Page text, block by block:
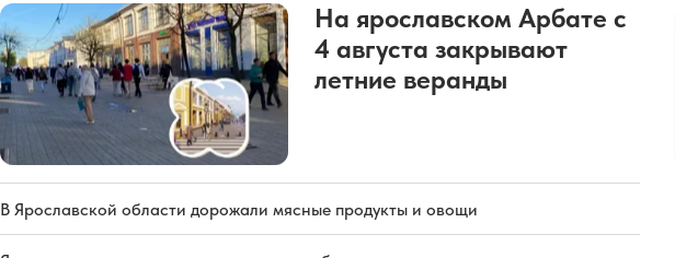
На ярославском Арбате с
4 августа закрывают
летние веранды
В Ярославской области дорожали мясные продукты и овощи